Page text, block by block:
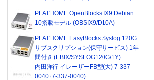
PLAT'HOME OpenBlocks IX9 Debian
10搭載モデル (OBSIX9/D10A)
PLAT'HOME EasyBlocks Syslog 120G
サブスクリプション(保守サービス) 1年
間付き (EBIX/SYSLOG120G/1Y)
内田洋行 イレーザーFB型(大) 7-337-
0040 (7-337-0040)